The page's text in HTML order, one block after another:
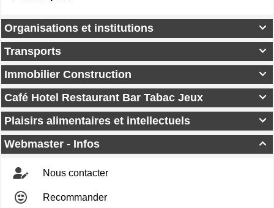

Organisations et institutions

Transports

Immobilier Construction

Café Hotel Restaurant Bar Tabac Jeux

Plaisirs alimentaires et intellectuels

Webmaster - Infos
Nous contacter
Recommander